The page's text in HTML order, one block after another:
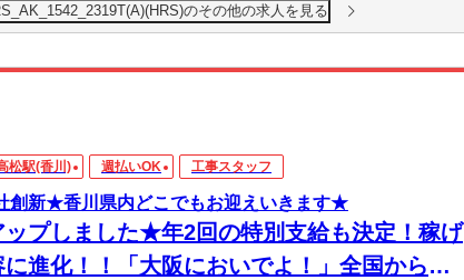
のその他の求人を見る
松駅(香川) 週払いOK 工事スタッフ
創新★香川県内どこでもお迎えいきます★
ップしました★年2回の特別支給も決定！稼げ
に進化！！「大阪においでよ！」全国からス